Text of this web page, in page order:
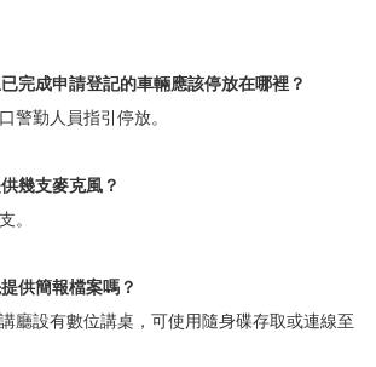
完成申請登記的車輛應該停放在哪裡？
警勤人員指引停放。
幾支麥克風？
。
供簡報檔案嗎？
廳設有數位講桌，可使用隨身碟存取或連線至